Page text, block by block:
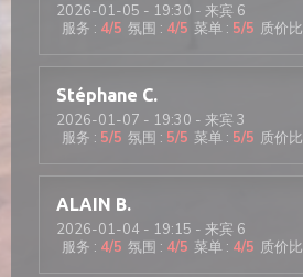
2026-01-05 - 19:30 - 来宾 6
服务 : 4/5 氛围 : 4/5 菜单 : 5/5 质价比
Stéphane C
2026-01-07 - 19:30 - 来宾 3
服务 : 5/5 氛围 : 5/5 菜单 : 5/5 质价比
ALAIN B
2026-01-04 - 19:15 - 来宾 6
服务 : 4/5 氛围 : 4/5 菜单 : 4/5 质价比